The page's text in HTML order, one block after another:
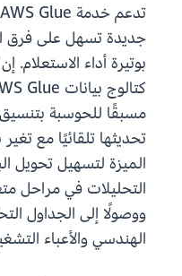
جديدة تسهل على فرق
بوتيرة أداء
تحديثها تلقائيًا مع
الميزة لتسهيل تحويل
التحليلات في مراحل
ووصولًا إلى الجداول
الهندسي والأعباء